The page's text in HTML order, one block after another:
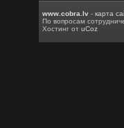
www.cobra.lv -карта
По вопросам
Хостинг отuCoz